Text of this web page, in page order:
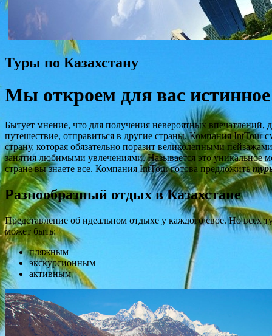
Туры по Казахстану
Мы откроем для вас
Бытует мнение, что для получения невероятных впечатлений,
путешествие, отправиться в другие страны. Компания IntTour
страну, которая обязательно поразит великолепными
занятия любимыми увлечениями. Называется это уникальное
стране вы знаете все. Компания IntTour готова предложить
Разнообразный отдых в Казахстане
Представление об идеальном отдыхе у каждого свое. Но
может быть:
пляжным
экскурсионным
активным